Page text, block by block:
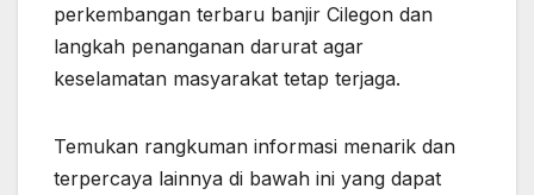
perkembangan terbaru banjir Cilegon dan
langkah penanganan darurat agar
keselamatan masyarakat tetap terjaga.
Temukan rangkuman informasi menarik dan
terpercaya lainnya di bawah ini yang dapat